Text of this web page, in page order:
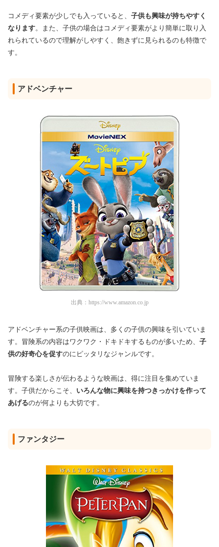
コメディ要素が少しでも入っていると、 子供も興味が持ちやすく
なります。また、子供の場合はコメディ要素がより簡単に取り入
れられているので理解がしやすく、飽きずに見られるのも特徴で
す。
アドベンチャー
出典： https://www.amazon.co.jp
アドベンチャー系の子供映画は、多くの子供の興味を引いていま
す。冒険系の内容はワクワク・ドキドキするものが多いため、 子
供の好奇心を促すのにピッタリなジャンルです。
冒険する楽しさが伝わるような映画は、得に注目を集めていま
す。子供だからこそ、 いろんな物に興味を持つきっかけを作って
あげるのが何よりも大切です。
ファンタジー